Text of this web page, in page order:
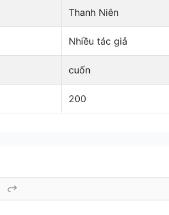
Thanh Niên
Nhiều tác giả
cuốn
200